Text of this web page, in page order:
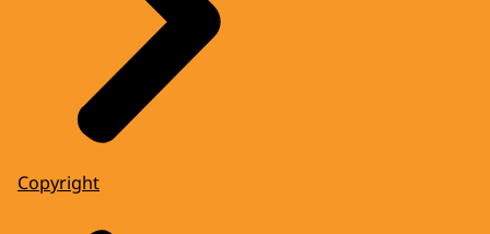
Copyright